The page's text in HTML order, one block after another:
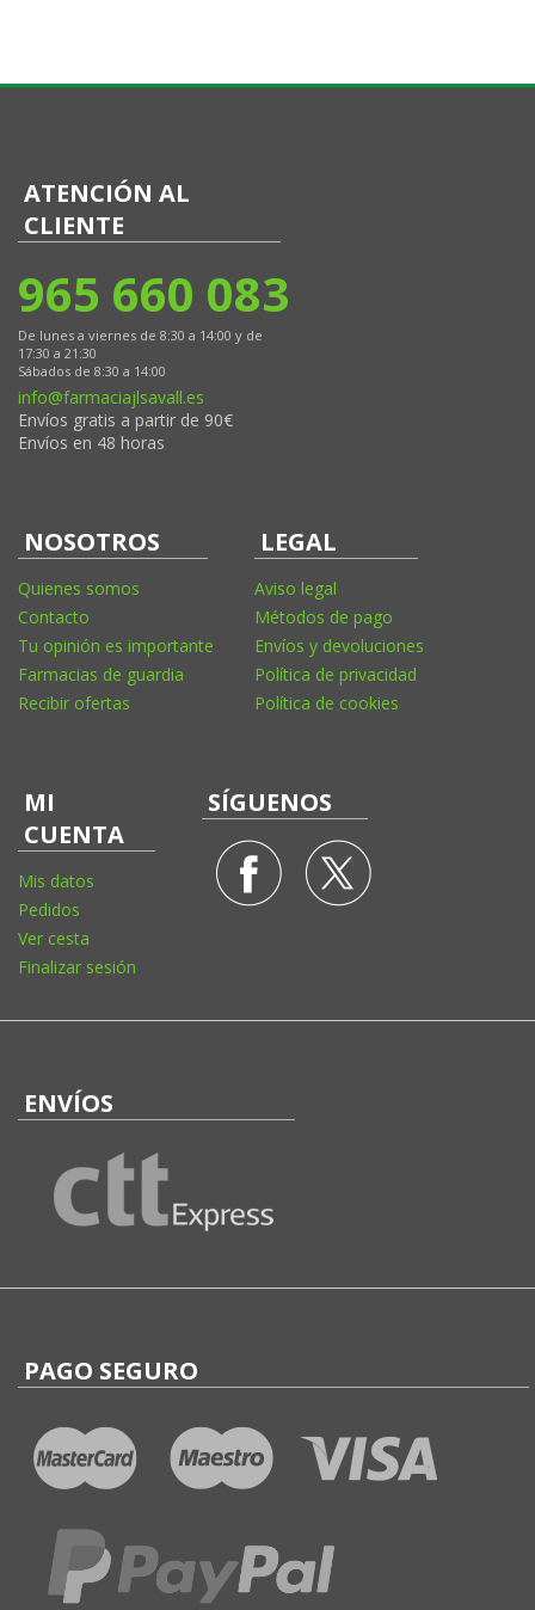
ATENCIÓN AL
CLIENTE
965 660 083
De lunes a viernes de 8:30 a 14:00 y de
17:30 a 21:30
Sábados de 8:30 a 14:00
info@farmaciajlsavall.es
Envíos gratis a partir de 90€
Envíos en 48 horas
NOSOTROS
Quienes somos
Contacto
Tu opinión es importante
Farmacias de guardia
Recibir ofertas
LEGAL
Aviso legal
Métodos de pago
Envíos y devoluciones
Política de privacidad
Política de cookies
MI
CUENTA
Mis datos
Pedidos
Ver cesta
Finalizar sesión
SÍGUENOS
ENVÍOS
PAGO SEGURO